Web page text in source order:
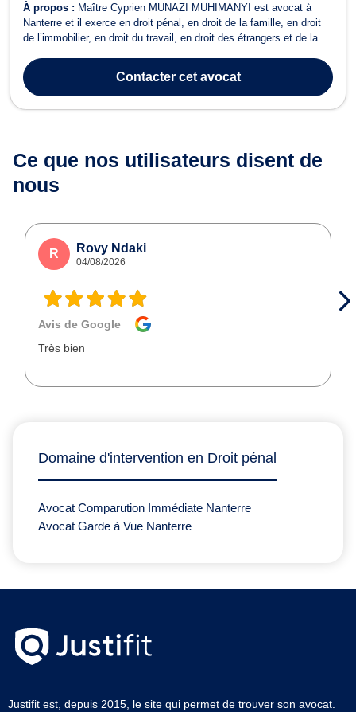
À propos : Maître Cyprien MUNAZI MUHIMANYI est avocat à
Nanterre et il exerce en droit pénal, en droit de la famille, en droit
de l’immobilier, en droit du travail, en droit des étrangers et de la
Maître Cyprien MUNAZI MUHIMANYI opère en droit pénal,
notamment pour tout ...Contactercet avocat
Ce que nos utilisateurs disent de
nous
R Rovy Ndaki
04/08/2026
Avis de Google
Très bien
Domaine d'intervention en Droit pénal
Avocat Comparution Immédiate Nanterre
Avocat Garde à Vue Nanterre
Justifit est, depuis 2015, le site qui permet de trouver son avocat.